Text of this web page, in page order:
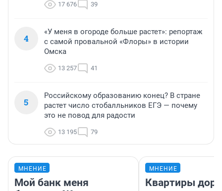
17 676 39
4
«У меня в огороде больше растет»: репортаж
с самой провальной «Флоры» в истории
Омска
13 257 41
5
Российскому образованию конец? В стране
растет число стобалльников ЕГЭ — почему
это не повод для радости
13 195 79
МНЕНИЕ
Мой банк меня
МНЕНИЕ
Квартиры